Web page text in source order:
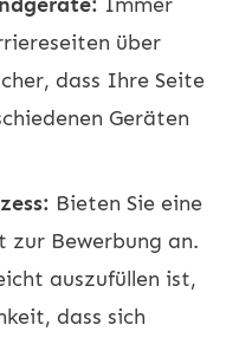
über
dass Ihre Seite
Geräten
Bieten Sie eine
Bewerbung an.
auszufüllen ist,
dass sich